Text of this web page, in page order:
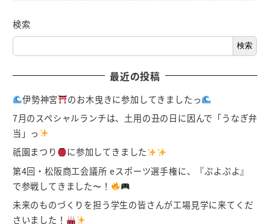
検索
検索
最近の投稿
伊勢神宮
のお木曳きに参加してきましたっ
7月のスペシャルランチは、土用の丑の日に因んで「うなぎ弁
当」っ
祇園まつり
に参加してきました
第4回・松阪商工会議所 eスポーツ選手権に、『ぷよぷよ』
で参戦してきました〜！
未来のものづくりを担う学生の皆さんが工場見学に来てくだ
さいました！